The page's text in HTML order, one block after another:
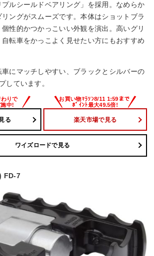
ルシールドベアリング」を採用。なめらか
ングがスムーズです。本体はショットブラ
性的かつかっこいい外観を演出。高いグリ
転車をかっこよく見せたい方にもおすすめ
にマッチしやすい、ブラックとシルバーの
しています。
る 楽天市場で見る
ワイズロードで見る
FD-7